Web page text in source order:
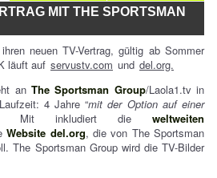
MIT THE SPORTSMAN
neuen TV-Vertrag, gültig ab Sommer
läuft auf servustv.com und del.org.
an The Sportsman Group/Laola1.tv in
4 Jahre “mit der Option auf einer
Mit inkludiert die weltweiten
Website del.org, die von The Sportsman
The Sportsman Group wird die TV-Bilder